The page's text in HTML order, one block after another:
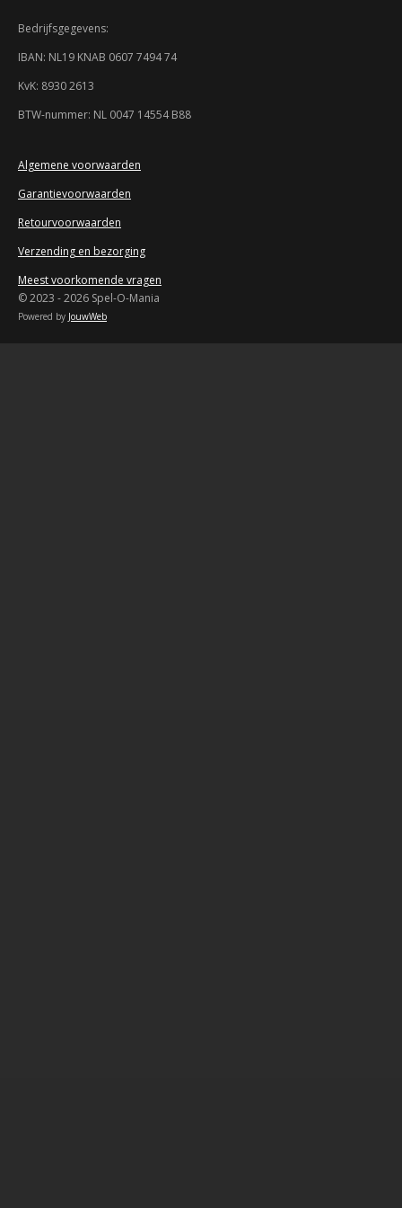
9
5
s
e
r
n
Bedrijfsgegevens:
IBAN: NL19 KNAB 0607 7494 74
KvK: 8930 2613
BTW-nummer: NL 0047 14554 B88
Algemene voorwaarden
Garantievoorwaarden
Retourvoorwaarden
Verzending en bezorging
Meest voorkomende vragen
© 2023 - 2026 Spel-O-Mania
Powered by JouwWeb